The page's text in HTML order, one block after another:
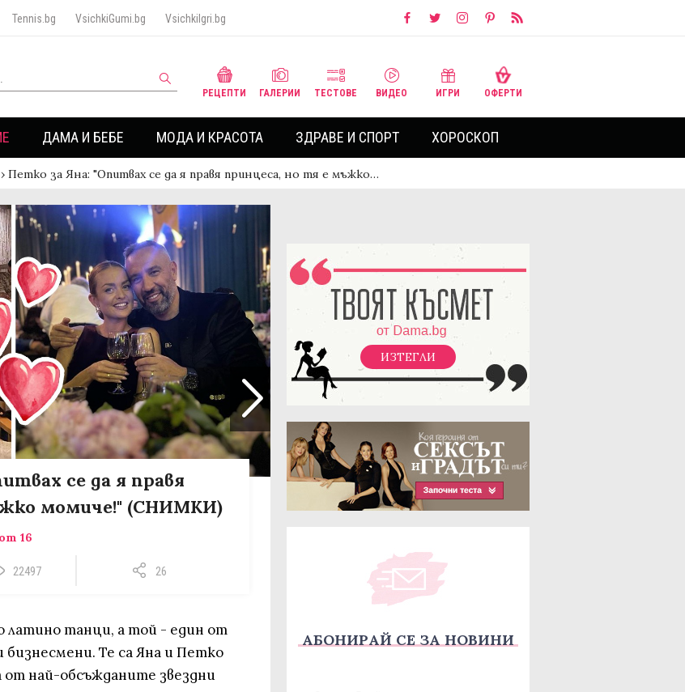
Tennis.bg VsichkiGumi.bg VsichkiIgri.bg
РЕЦЕПТИ ГАЛЕРИИ ТЕСТОВЕ ВИДЕО ИГРИ ОФЕРТИ
ДАМА И БЕБЕ МОДА И КРАСОТА ЗДРАВЕ И СПОРТ ХОРОСКОП
› Петко за Яна: "Опитвах се да я правя принцеса, но тя е мъжко…
се да я правя
момиче!" (СНИМКИ)
16
22497 26
латино танци, а той - един от
Те са Яна и Петко
от най-обсъжданите звездни
ИЗТЕГЛИ
АБОНИРАЙ СЕ ЗА НОВИНИ